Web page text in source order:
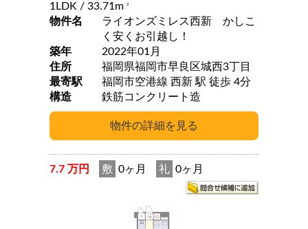
1LDK / 33.71m 2
物件名
ライオンズミレス西新 かしこ
く安くお引越し！
築年
2022年01月
住所
福岡県福岡市早良区城西3丁目
最寄駅
福岡市空港線 西新 駅 徒歩 4分
構造
鉄筋コンクリート造
7.7 万円 敷 0ヶ月 礼 0ヶ月